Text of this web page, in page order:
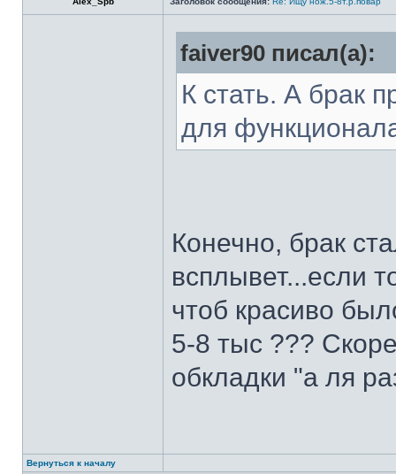
faiver90 писал(а):
К стать. А брак
для
Конечно, брак
всплывет...если
чтоб красиво
5-8 тыс ???
обкладки "а ля
Вернуться к началу